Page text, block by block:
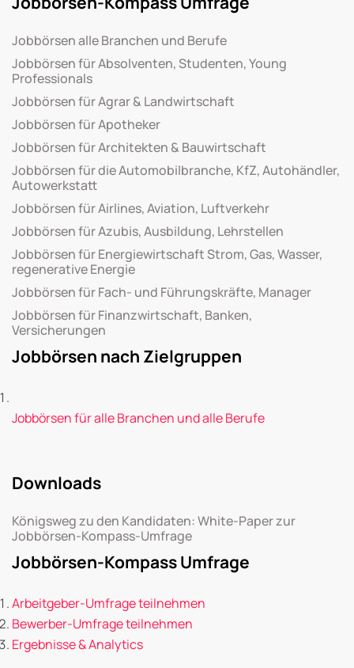
Jobbörsen alle Branchen und Berufe
Jobbörsen für Absolventen, Studenten, Young
Professionals
Jobbörsen für Agrar & Landwirtschaft
Jobbörsen für Apotheker
Jobbörsen für Architekten & Bauwirtschaft
Jobbörsen für die Automobilbranche, KfZ, Autohändler,
Autowerkstatt
Jobbörsen für Airlines, Aviation, Luftverkehr
Jobbörsen für Azubis, Ausbildung, Lehrstellen
Jobbörsen für Energiewirtschaft Strom, Gas, Wasser,
regenerative Energie
Jobbörsen für Fach- und Führungskräfte, Manager
Jobbörsen für Finanzwirtschaft, Banken,
Versicherungen
Jobbörsen nach Zielgruppen
Jobbörsen für alle Branchen und alle Berufe
Downloads
Königsweg zu den Kandidaten: White-Paper zur
Jobbörsen-Kompass-Umfrage
Jobbörsen-Kompass Umfrage
Arbeitgeber-Umfrage teilnehmen
Bewerber-Umfrage teilnehmen
Ergebnisse & Analytics